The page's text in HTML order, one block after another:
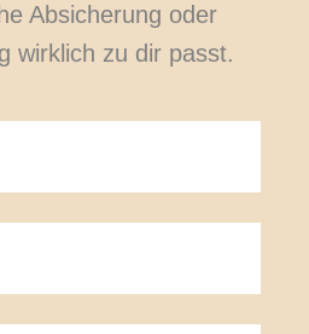
Absicherung oder
wirklich zu dir passt.